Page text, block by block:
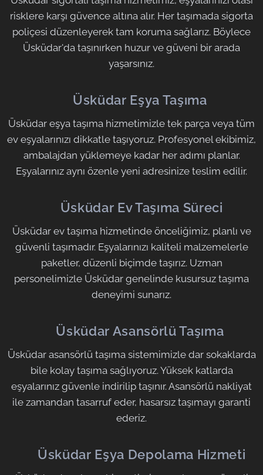
risklere karşı güvence altına alır. Her taşımada sigorta
poliçesi düzenleyerek tam koruma sağlarız. Böylece
Üsküdar'da taşınırken huzur ve güveni bir arada
yaşarsınız.
Üsküdar Eşya Taşıma
Üsküdar eşya taşıma hizmetimizle tek parça veya tüm
ev eşyalarınızı dikkatle taşıyoruz. Profesyonel ekibimiz,
ambalajdan yüklemeye kadar her adımı planlar.
Eşyalarınız aynı özenle yeni adresinize teslim edilir.
Üsküdar Ev Taşıma Süreci
Üsküdar ev taşıma hizmetinde önceliğimiz, planlı ve
güvenli taşımadır. Eşyalarınızı kaliteli malzemelerle
paketler, düzenli biçimde taşırız. Uzman
personelimizle Üsküdar genelinde kusursuz taşıma
deneyimi sunarız.
Üsküdar Asansörlü Taşıma
Üsküdar asansörlü taşıma sistemimizle dar sokaklarda
bile kolay taşıma sağlıyoruz. Yüksek katlarda
eşyalarınız güvenle indirilip taşınır. Asansörlü nakliyat
ile zamandan tasarruf eder, hasarsız taşımayı garanti
ederiz.
Üsküdar Eşya Depolama Hizmeti